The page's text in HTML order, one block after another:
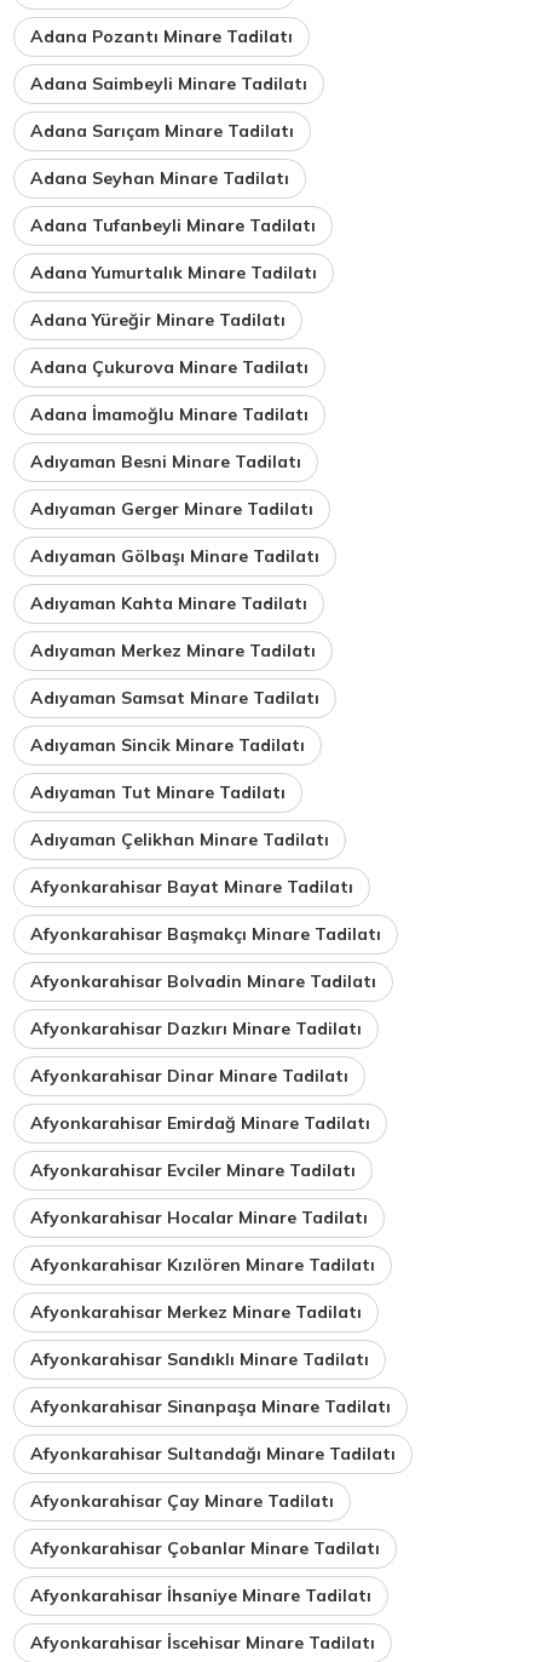
Adana Pozantı Minare Tadilatı
Adana Saimbeyli Minare Tadilatı
Adana Sarıçam Minare Tadilatı
Adana Seyhan Minare Tadilatı
Adana Tufanbeyli Minare Tadilatı
Adana Yumurtalık Minare Tadilatı
Adana Yüreğir Minare Tadilatı
Adana Çukurova Minare Tadilatı
Adana İmamoğlu Minare Tadilatı
Adıyaman Besni Minare Tadilatı
Adıyaman Gerger Minare Tadilatı
Adıyaman Gölbaşı Minare Tadilatı
Adıyaman Kahta Minare Tadilatı
Adıyaman Merkez Minare Tadilatı
Adıyaman Samsat Minare Tadilatı
Adıyaman Sincik Minare Tadilatı
Adıyaman Tut Minare Tadilatı
Adıyaman Çelikhan Minare Tadilatı
Afyonkarahisar Bayat Minare Tadilatı
Afyonkarahisar Başmakçı Minare Tadilatı
Afyonkarahisar Bolvadin Minare Tadilatı
Afyonkarahisar Dazkırı Minare Tadilatı
Afyonkarahisar Dinar Minare Tadilatı
Afyonkarahisar Emirdağ Minare Tadilatı
Afyonkarahisar Evciler Minare Tadilatı
Afyonkarahisar Hocalar Minare Tadilatı
Afyonkarahisar Kızılören Minare Tadilatı
Afyonkarahisar Merkez Minare Tadilatı
Afyonkarahisar Sandıklı Minare Tadilatı
Afyonkarahisar Sinanpaşa Minare Tadilatı
Afyonkarahisar Sultandağı Minare Tadilatı
Afyonkarahisar Çay Minare Tadilatı
Afyonkarahisar Çobanlar Minare Tadilatı
Afyonkarahisar İhsaniye Minare Tadilatı
Afyonkarahisar İscehisar Minare Tadilatı